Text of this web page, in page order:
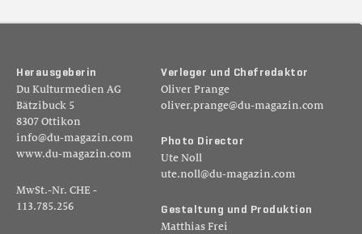
H er au sg eb er in
Du Kulturmedien AG
Bätzibuck 5
8307 Ottikon
info@du-magazin.com
www.du-magazin.com
MwSt.-Nr. CHE -
113.785.256
Ver leger un d Ch ef reda kt or
Oliver Prange
oliver.prange@du-magazin.com
Pho to D ir ecto r
Ute Noll
ute.noll@du-magazin.com
G esta lt un g un d Pr od ukti on
Matthias Frei